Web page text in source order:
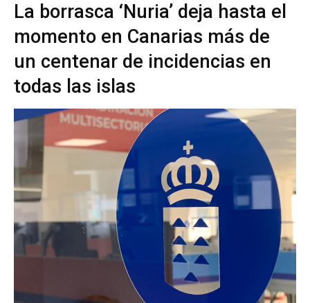
La borrasca ‘Nuria’ deja hasta el
momento en Canarias más de
un centenar de incidencias en
todas las islas